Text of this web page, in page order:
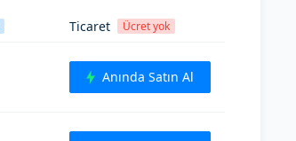
Ticaret Ücret yok
Anında Satın Al